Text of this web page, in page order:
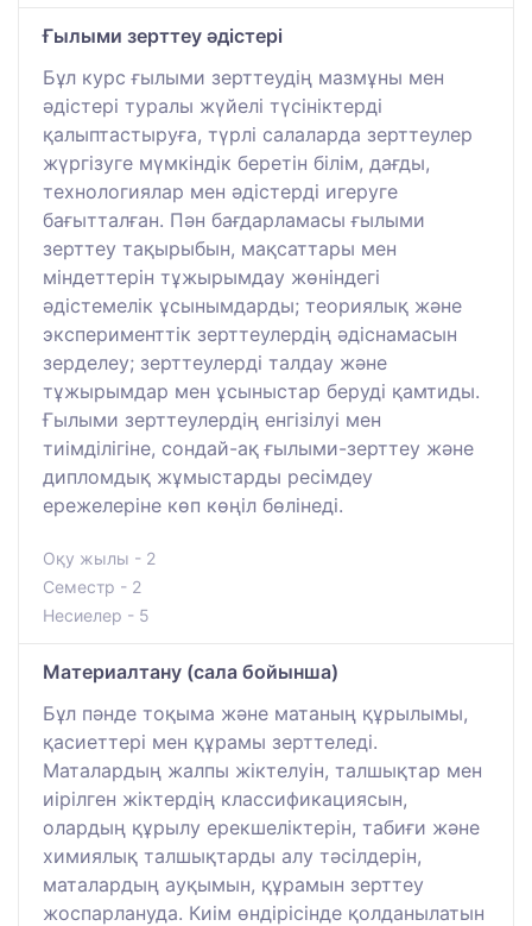
Ғылыми зерттеу әдістері
Бұл курс ғылыми зерттеудің мазмұны мен
әдістері туралы жүйелі түсініктерді
қалыптастыруға, түрлі салаларда зерттеулер
жүргізуге мүмкіндік беретін білім, дағды,
технологиялар мен әдістерді игеруге
бағытталған. Пән бағдарламасы ғылыми
зерттеу тақырыбын, мақсаттары мен
міндеттерін тұжырымдау жөніндегі
әдістемелік ұсынымдарды; теориялық және
эксперименттік зерттеулердің әдіснамасын
зерделеу; зерттеулерді талдау және
тұжырымдар мен ұсыныстар беруді қамтиды.
Ғылыми зерттеулердің енгізілуі мен
тиімділігіне, сондай-ақ ғылыми-зерттеу және
дипломдық жұмыстарды ресімдеу
ережелеріне көп көңіл бөлінеді.
Оқу жылы - 2
Семестр - 2
Несиелер - 5
Материалтану (сала бойынша)
Бұл пәнде тоқыма және матаның құрылымы,
қасиеттері мен құрамы зерттеледі.
Маталардың жалпы жіктелуін, талшықтар мен
иірілген жіктердің классификациясын,
олардың құрылу ерекшеліктерін, табиғи және
химиялық талшықтарды алу тәсілдерін,
маталардың ауқымын, құрамын зерттеу
жоспарлануда. Киім өндірісінде қолданылатын